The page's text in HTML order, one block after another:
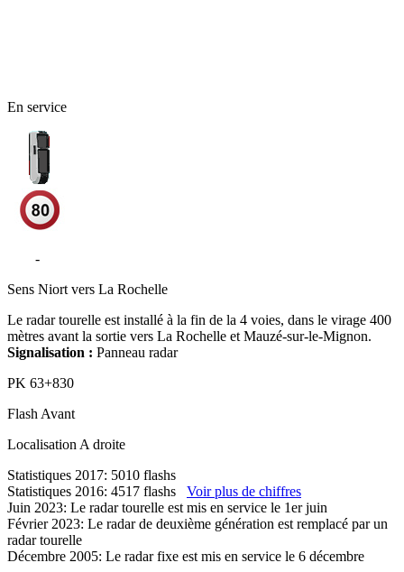
En service
-
Sens Niort vers La Rochelle
Le radar tourelle est installé à la fin de la 4 voies, dans le virage 400
mètres avant la sortie vers La Rochelle et Mauzé-sur-le-Mignon.
Signalisation : Panneau radar
PK 63+830
FlashAvant
LocalisationA droite
Statistiques 2017: 5010 flashs
Statistiques 2016: 4517 flashs Voir plus de chiffres
Juin 2023: Le radar tourelle est mis en service le 1er juin
Février 2023: Le radar de deuxième génération est remplacé par un
radar tourelle
Décembre 2005: Le radar fixe est mis en service le 6 décembre